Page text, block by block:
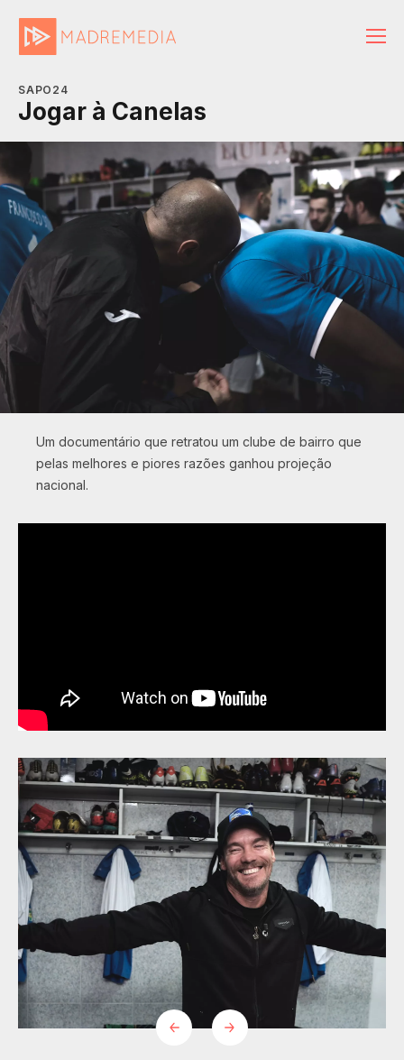
MadreMedia | A Media
SAPO24
Jogar à Canelas
Um documentário que retratou um clube de bairro que
pelas melhores e piores razões ganhou projeção
nacional.